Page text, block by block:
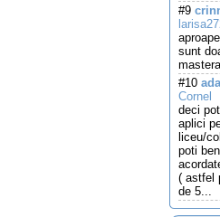
#9
sunt
#10
Cornel
deci
aplici
liceu/
poti
( astfel
de 5...